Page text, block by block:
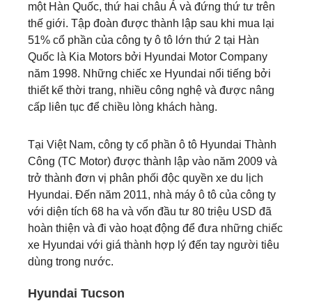
một Hàn Quốc, thứ hai châu Á và đứng thứ tư trên
thế giới. Tập đoàn được thành lập sau khi mua lại
51% cổ phần của công ty ô tô lớn thứ 2 tại Hàn
Quốc là Kia Motors bởi Hyundai Motor Company
năm 1998. Những chiếc xe Hyundai nổi tiếng bởi
thiết kế thời trang, nhiều công nghệ và được nâng
cấp liên tục để chiều lòng khách hàng.
Tại Việt Nam, công ty cổ phần ô tô Hyundai Thành
Công (TC Motor) được thành lập vào năm 2009 và
trở thành đơn vị phân phối độc quyền xe du lịch
Hyundai. Đến năm 2011, nhà máy ô tô của công ty
với diện tích 68 ha và vốn đầu tư 80 triệu USD đã
hoàn thiện và đi vào hoạt động để đưa những chiếc
xe Hyundai với giá thành hợp lý đến tay người tiêu
dùng trong nước.
Hyundai Tucson